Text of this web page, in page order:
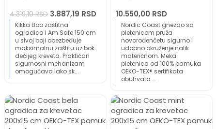
4.319,10RSD 3.887,19 RSD
Kikka Boo zaštitna
ogradica I Am Safe 150 cm
u sivoj boji obezbeđuje
maksimalnu zaštitu uz bok
dečijeg kreveta. Praktičan
sigurnosni mehanizam
omogućava lako sk...
10.550,00 RSD
Nordic Coast gnezdo sa
pletenicom pruža
novorođenčetu sigurno i
udobno okruženje nalik
materičnom. Meka
pletenica od 100% pamuka
OEKO-TEX® sertifikata
obuhvata ...